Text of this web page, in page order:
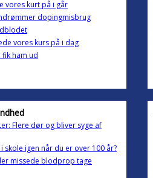
vores kurt på i går
dopingmisbrug
vores kurs på i dag
ham ud
Flere dør og bliver syge af
skole igen når du er over 100 år?
missede blodprop tage